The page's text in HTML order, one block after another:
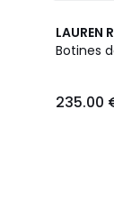
LAUREN
Botines
235.00